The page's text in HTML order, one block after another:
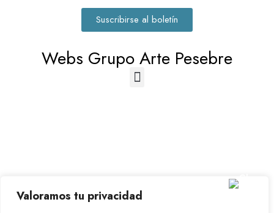
Valoramos tu privacidad
Suscribirse al boletín
Webs Grupo Arte Pesebre
Grupo Arte Pesebre